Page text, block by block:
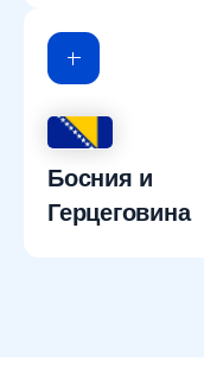
Босния и
Герцеговина